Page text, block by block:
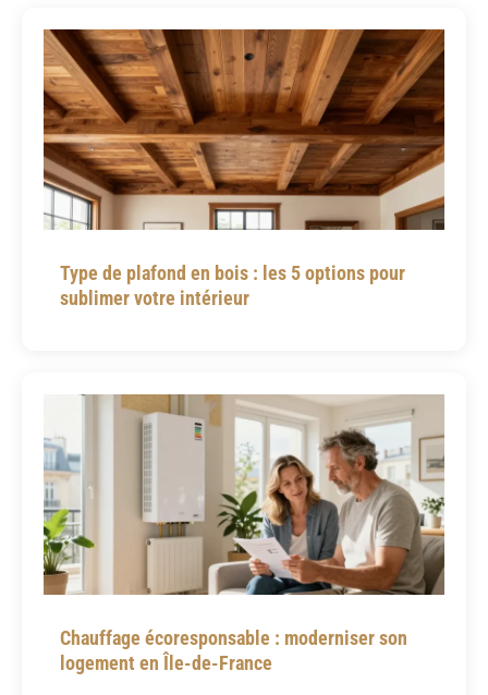
Type de plafond en bois : les 5 options pour
sublimer votre intérieur
Chauffage écoresponsable : moderniser son
logement en Île-de-France